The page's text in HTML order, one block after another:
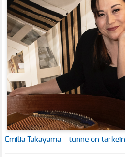
Emilia Takayama – tunne on tärkein